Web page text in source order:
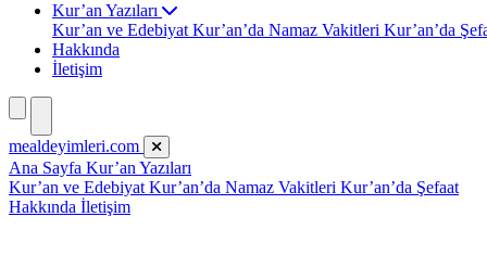
Kur’an Yazıları
Kur’an ve Edebiyat Kur’an’da Namaz Vakitleri Kur’an’da
Hakkında
İletişim
mealdeyimleri.com
Ana Sayfa Kur’an Yazıları
Kur’an ve Edebiyat Kur’an’da Namaz Vakitleri Kur’an’da Şefaat
Hakkında İletişim